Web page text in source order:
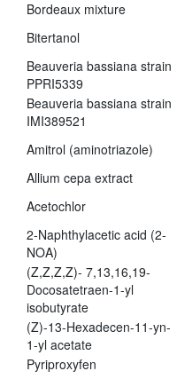
Bordeaux mixture
Bitertanol
Beauveria bassiana strain
PPRI5339
Beauveria bassiana strain
IMI389521
Amitrol (aminotriazole)
Allium cepa extract
Acetochlor
2-Naphthylacetic acid (2-
NOA)
(Z,Z,Z,Z)- 7,13,16,19-
Docosatetraen-1-yl
isobutyrate
(Z)-13-Hexadecen-11-yn-
1-yl acetate
Pyriproxyfen